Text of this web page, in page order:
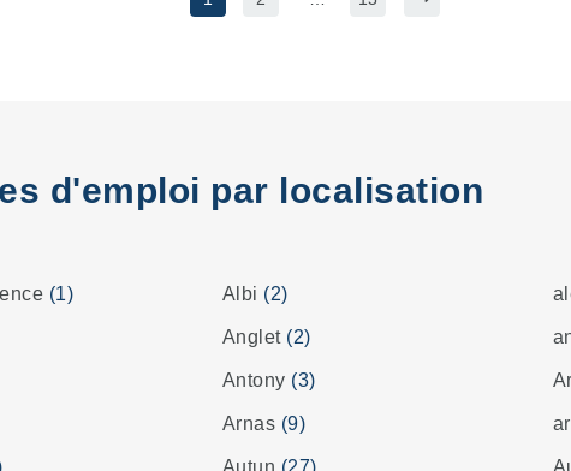
d'emploi par localisation
(1) Albi (2)
Anglet (2)
Antony (3)
Arnas (9)
Autun (27)